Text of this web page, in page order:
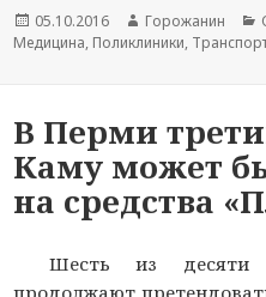
Новость
опубликована
05.10.2016
Автор
новости
Горожанин
Медицина, Поликлиники,
В Перми
Каму может
на средства
Шесть из десяти
продолжают